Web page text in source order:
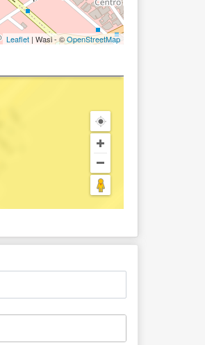
Leaflet | Wasi - ©OpenStreetMap